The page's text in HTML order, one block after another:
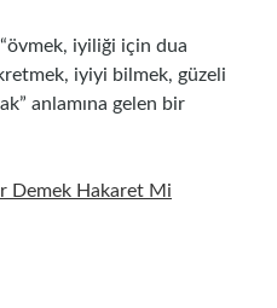
iyiliği için dua
iyiyi bilmek, güzeli
anlamına gelen bir
Demek Hakaret Mi